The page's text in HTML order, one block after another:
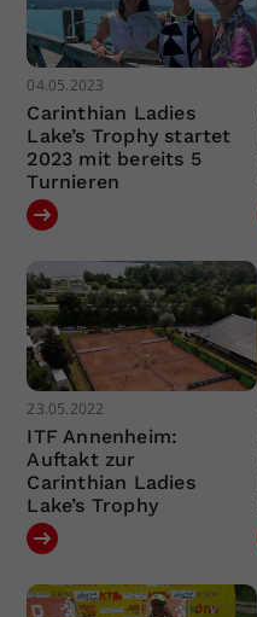
04.05.2023
Carinthian Ladies
Lake’s Trophy startet
2023 mit bereits 5
Turnieren
23.05.2022
ITF Annenheim:
Auftakt zur
Carinthian Ladies
Lake’s Trophy